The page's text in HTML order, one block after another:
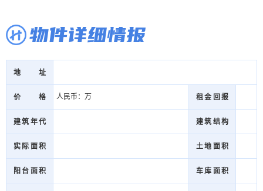
物件详细情报
地址
价格 人民币：万 租金回报
建筑年代 建筑结构
实际面积 土地面积
阳台面积 车库面积